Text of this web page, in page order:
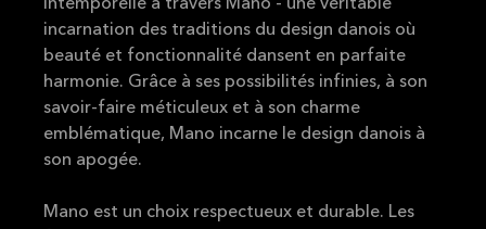
intemporelle à travers Mano - une véritable
incarnation des traditions du design danois où
beauté et fonctionnalité dansent en parfaite
harmonie. Grâce à ses possibilités infinies, à son
savoir-faire méticuleux et à son charme
emblématique, Mano incarne le design danois à
son apogée.
Mano est un choix respectueux et durable. Les